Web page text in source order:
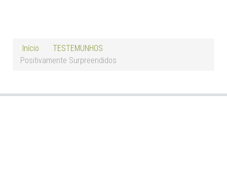
Início
TESTEMUNHOS
Positivamente Surpreendidos